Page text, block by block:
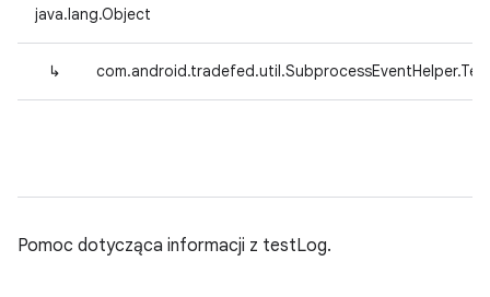
java.lang.Object
↳
Pomoc dotycząca informacji z testLog.